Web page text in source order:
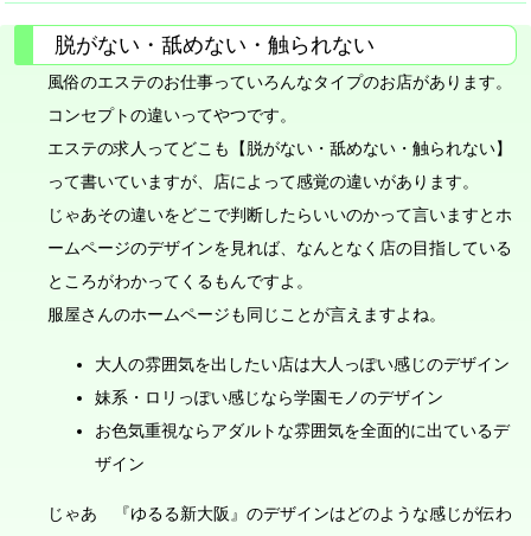
脱がない・舐めない・触られない
風俗のエステのお仕事っていろんなタイプのお店があります。
コンセプトの違いってやつです。
エステの求人ってどこも【脱がない・舐めない・触られない】
って書いていますが、店によって感覚の違いがあります。
じゃあその違いをどこで判断したらいいのかって言いますとホ
ームページのデザインを見れば、なんとなく店の目指している
ところがわかってくるもんですよ。
服屋さんのホームページも同じことが言えますよね。
大人の雰囲気を出したい店は大人っぽい感じのデザイン
妹系・ロリっぽい感じなら学園モノのデザイン
お色気重視ならアダルトな雰囲気を全面的に出ているデ
ザイン
じゃあ 『ゆるる新大阪』のデザインはどのような感じが伝わ